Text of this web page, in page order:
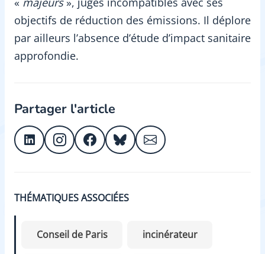
objectifs de réduction des émissions. Il déplore
par ailleurs l’absence d’étude d’impact sanitaire
approfondie.
Partager l'article
THÉMATIQUES ASSOCIÉES
Conseil de Paris incinérateur